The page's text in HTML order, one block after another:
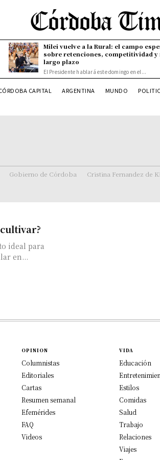
Milei vuelve a la Rural: el campo
sobre retenciones, competitividad y
largo plazo
El Presidente hablará este domingo en el...
CAPITAL ARGENTINA MUNDO
Gobierno de Córdoba Cristina Fernandez de
ideal para
en...
OPINION
Columnistas
Editoriales
Cartas
Resumen semanal
Efemérides
FAQ
Videos
VIDA
Educación
Estilos
Comidas
Salud
Trabajo
Relaciones
Viajes